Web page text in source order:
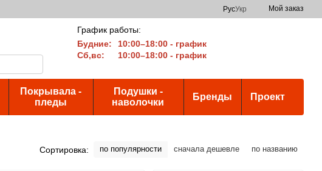
РусУкр Мой заказ
График работы:
Будние:
10:00–18:00 - график
Сб,вс:
10:00–18:00 - график
Покрывала -
пледы
Подушки -
наволочки
Бренды Проект
Сортировка: по популярности сначала дешевле по названию